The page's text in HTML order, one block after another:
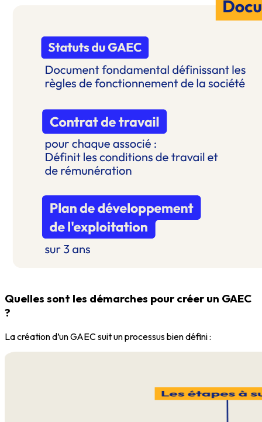
Quelles sont les démarches pour créer un GAEC
?
La création d’un GAEC suit un processus bien défini :